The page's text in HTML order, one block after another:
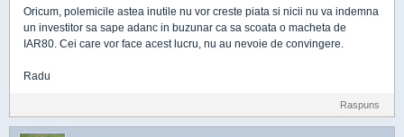
Oricum, polemicile astea inutile nu vor creste piata si nicii nu va indemna
un investitor sa sape adanc in buzunar ca sa scoata o macheta de
IAR80. Cei care vor face acest lucru, nu au nevoie de convingere.
Radu
Raspuns